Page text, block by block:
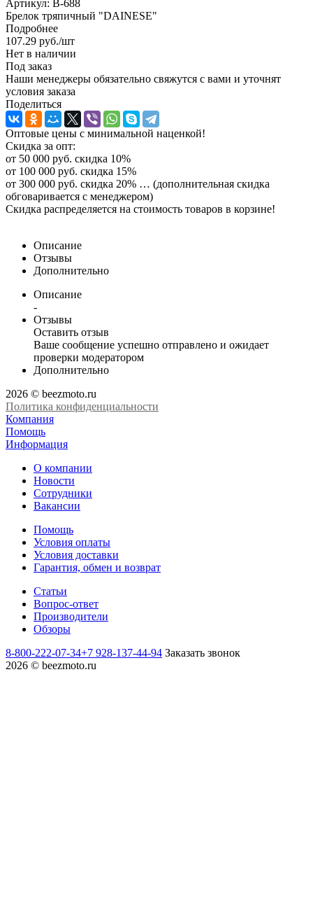
Артикул: B-688
Брелок тряпичный "DAINESE"
Подробнее
107.29 руб./шт
Нет в наличии
Под заказ
Наши менеджеры обязательно свяжутся с вами и уточнят
условия заказа
Поделиться
Оптовые цены с минимальной наценкой!
Скидка за опт:
от 50 000 руб. скидка 10%
от 100 000 руб. скидка 15%
от 300 000 руб. скидка 20% … (дополнительная скидка
обговаривается с менеджером)
Скидка распределяется на стоимость товаров в корзине!
Описание
Отзывы
Дополнительно
Описание
-
Отзывы
Оставить отзыв
Ваше сообщение успешно отправлено и ожидает
проверки модератором
Дополнительно
2026 © beezmoto.ru
Политика конфиденциальности
Компания
Помощь
Информация
О компании
Новости
Сотрудники
Вакансии
Помощь
Условия оплаты
Условия доставки
Гарантия, обмен и возврат
Статьи
Вопрос-ответ
Производители
Обзоры
8-800-222-07-34+7 928-137-44-94 Заказать звонок
2026 © beezmoto.ru